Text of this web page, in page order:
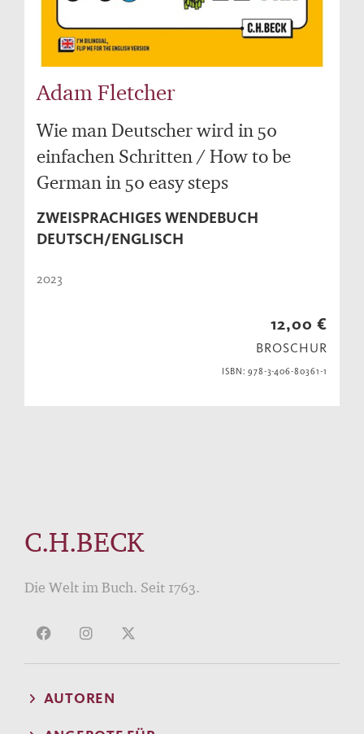
Adam Fletcher
Wie man Deutscher wird in 50
einfachen Schritten / How to be
German in 50 easy steps
ZWEISPRACHIGES WENDEBUCH
DEUTSCH/ENGLISCH
2023
12,00 €
BROSCHUR
ISBN: 978-3-406-80361-1
C.H.BECK
Die Welt im Buch. Seit 1763.
AUTOREN